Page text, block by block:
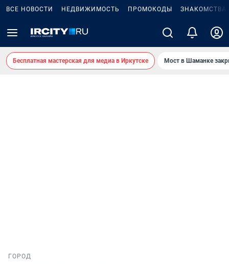
ВСЕ НОВОСТИ НЕДВИЖИМОСТЬ ПРОМОКОДЫ ЗНАКОМСТВА
Бесплатная мастерская для медиа в Иркутске Мост в Шаманке
ГОРОД